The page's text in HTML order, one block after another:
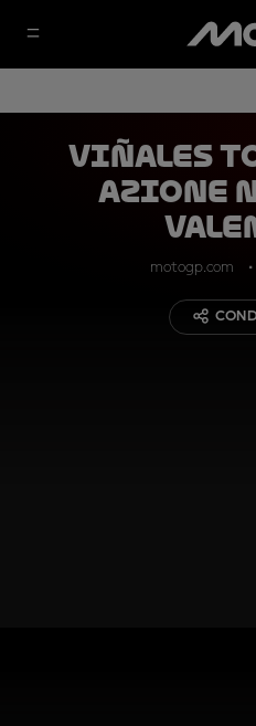
Viñales
azione
motogp.com